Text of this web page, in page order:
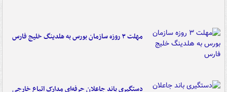
مهلت ۳ روزه سازمان بورس به هلدینگ خلیج فارس
دستگیری باند جاعلان حرفه‌ای مدارک اتباع خارجی